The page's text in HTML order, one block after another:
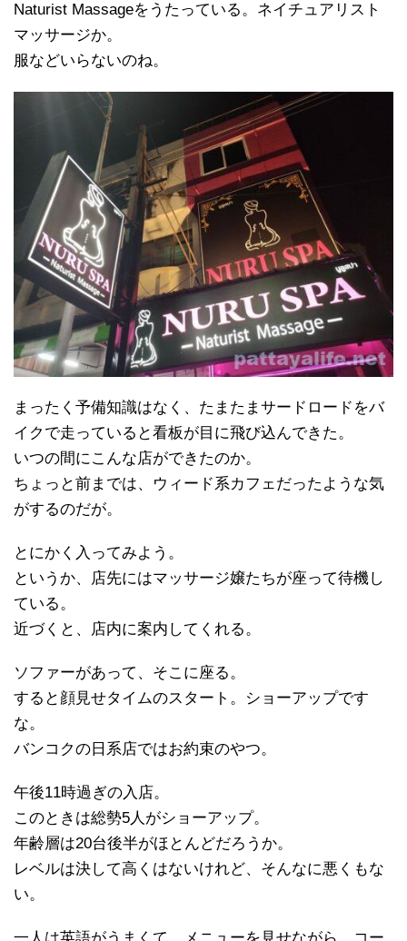
Naturist Massageをうたっている。ネイチュアリスト
マッサージか。
服などいらないのね。
まったく予備知識はなく、たまたまサードロードをバ
イクで走っていると看板が目に飛び込んできた。
いつの間にこんな店ができたのか。
ちょっと前までは、ウィード系カフェだったような気
がするのだが。
とにかく入ってみよう。
というか、店先にはマッサージ嬢たちが座って待機し
ている。
近づくと、店内に案内してくれる。
ソファーがあって、そこに座る。
すると顔見せタイムのスタート。ショーアップです
な。
バンコクの日系店ではお約束のやつ。
午後11時過ぎの入店。
このときは総勢5人がショーアップ。
年齢層は20台後半がほとんどだろうか。
レベルは決して高くはないけれど、そんなに悪くもな
い。